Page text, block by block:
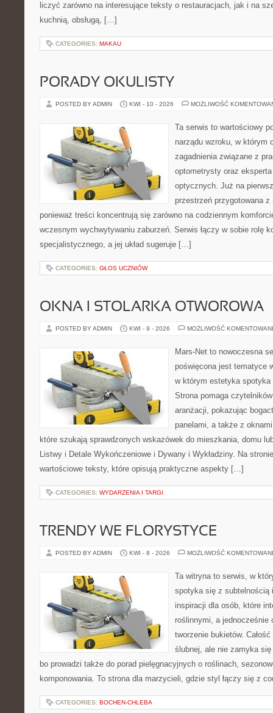
liczyć zarówno na interesujące teksty o restauracjach, jak i na
kuchnią, obsługą, […]
CATEGORIES: MAKAU
PORADY OKULISTY
POSTED BY ADMIN KWI - 10 - 2026 MOŻLIWOŚĆ
Ta serwis to wartościowy
narządu wzroku, w którym
zagadnienia związane z
optometrysty oraz
optycznych. Już na
przestrzeń przygotowana
ponieważ treści koncentrują się zarówno na codziennym
wczesnym wychwytywaniu zaburzeń. Serwis łączy w sobie rolę
specjalistycznego, a jej układ sugeruje […]
CATEGORIES: GŁOS UCZNIÓW
OKNA I STOLARKA OTWOROWA
POSTED BY ADMIN KWI - 9 - 2026 MOŻLIWOŚĆ
Mars-Net to nowoczesna
poświęcona jest tematyce
w którym estetyka
Strona pomaga
aranżacji, pokazując
panelami, a także z
które szukają sprawdzonych wskazówek do mieszkania, domu
Listwy i Detale Wykończeniowe i Dywany i Wykładziny. Na
wartościowe teksty, które opisują praktyczne aspekty […]
CATEGORIES: WYDARZENIA I TARGI
TRENDY WE FLORYSTYCE
POSTED BY ADMIN KWI - 8 - 2026 MOŻLIWOŚĆ
Ta witryna to serwis, w
spotyka się z subtelnością
inspiracji dla osób, które
roślinnymi, a jednocześnie
tworzenie bukietów.
ślubnej, ale nie zamyka
bo prowadzi także do porad pielęgnacyjnych o roślinach,
komponowania. To strona dla marzycieli, gdzie styl łączy się z
CATEGORIES: BOCHEN-CHLEBA